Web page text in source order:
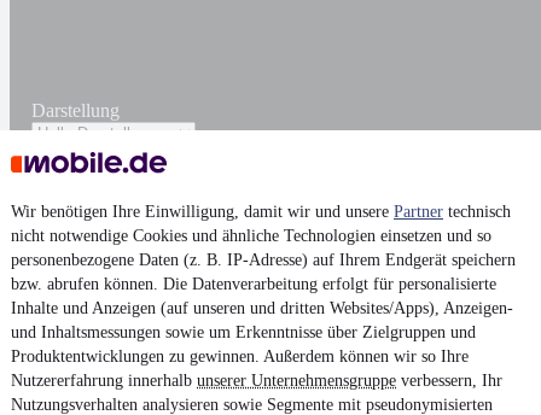
Wir benötigen Ihre Einwilligung, damit wir und unsere Partner technisch
nicht notwendige Cookies und ähnliche Technologien einsetzen und so
personenbezogene Daten (z. B. IP-Adresse) auf Ihrem Endgerät speichern
bzw. abrufen können. Die Datenverarbeitung erfolgt für personalisierte
Inhalte und Anzeigen (auf unseren und dritten Websites/Apps), Anzeigen-
und Inhaltsmessungen sowie um Erkenntnisse über Zielgruppen und
Produktentwicklungen zu gewinnen. Außerdem können wir so Ihre
Nutzererfahrung innerhalb unserer Unternehmensgruppe verbessern, Ihr
Nutzungsverhalten analysieren sowie Segmente mit pseudonymisierten
Darstellung